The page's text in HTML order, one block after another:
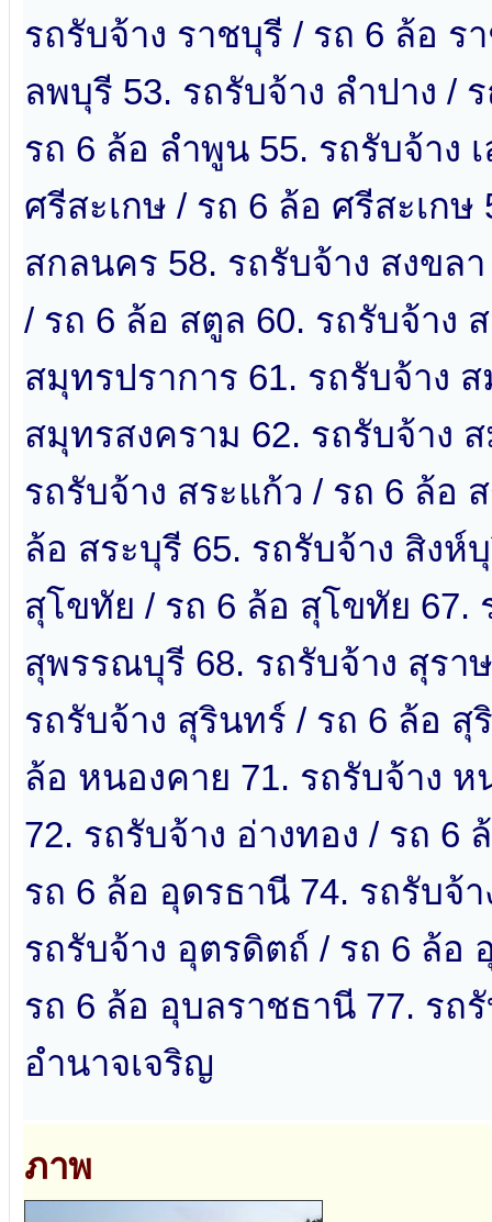
รถรับจ้าง ราชบุรี / รถ 6 ล้อ ร
ลพบุรี 53. รถรับจ้าง ลำปาง /
รถ 6 ล้อ ลำพูน 55. รถรับจ้าง
ศรีสะเกษ / รถ 6 ล้อ ศรีสะเก
สกลนคร 58. รถรับจ้าง สงขล
/ รถ 6 ล้อ สตูล 60. รถรับจ้าง
สมุทรปราการ 61. รถรับจ้าง
สมุทรสงคราม 62. รถรับจ้าง
รถรับจ้าง สระแก้ว / รถ 6 ล้อ
ล้อ สระบุรี 65. รถรับจ้าง สิงห์
สุโขทัย / รถ 6 ล้อ สุโขทัย 67.
สุพรรณบุรี 68. รถรับจ้าง สุรา
รถรับจ้าง สุรินทร์ / รถ 6 ล้อ สุ
ล้อ หนองคาย 71. รถรับจ้าง
72. รถรับจ้าง อ่างทอง / รถ 6
รถ 6 ล้อ อุดรธานี 74. รถรับจ้
รถรับจ้าง อุตรดิตถ์ / รถ 6 ล้อ
รถ 6 ล้อ อุบลราชธานี 77. รถ
อำนาจเจริญ
ภาพ